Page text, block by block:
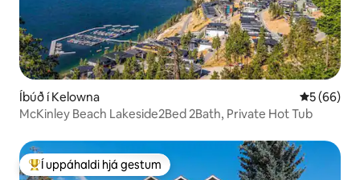
Íbúð í Kelowna 5 af 5 í
5 (66)
McKinley Beach Lakeside2Bed 2Bath, Private Hot Tub
Í mestu uppáhaldi hjá gestum
Í uppáhaldi hjá gestum